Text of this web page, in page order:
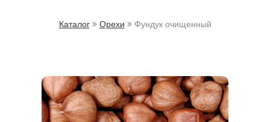
Каталог Орехи Фундук очищенный